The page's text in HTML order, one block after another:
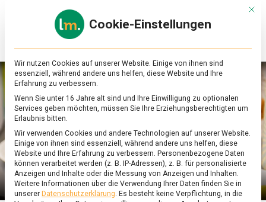
Online-
Magazin
zu
&
Ernährung
Mit
Cookie-Einstellungen
Wir nutzen Cookies auf unserer Website. Einige von ihnen sind
essenziell, während andere uns helfen, diese Website und Ihre
Erfahrung zu verbessern.
Wenn Sie unter 16 Jahre alt sind und Ihre Einwilligung zu optionalen
Services geben möchten, müssen Sie Ihre Erziehungsberechtigten um
Erlaubnis bitten.
Wir verwenden Cookies und andere Technologien auf unserer Website.
Einige von ihnen sind essenziell, während andere uns helfen, diese
Website und Ihre Erfahrung zu verbessern. Personenbezogene Daten
können verarbeitet werden (z. B. IP-Adressen), z. B. für personalisierte
Anzeigen und Inhalte oder die Messung von Anzeigen und Inhalten.
Weitere Informationen über die Verwendung Ihrer Daten finden Sie in
unserer Datenschutzerklärung. Es besteht keine Verpflichtung, in die